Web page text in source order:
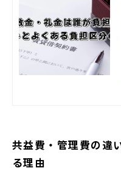
共益費・管理費の違
る理由